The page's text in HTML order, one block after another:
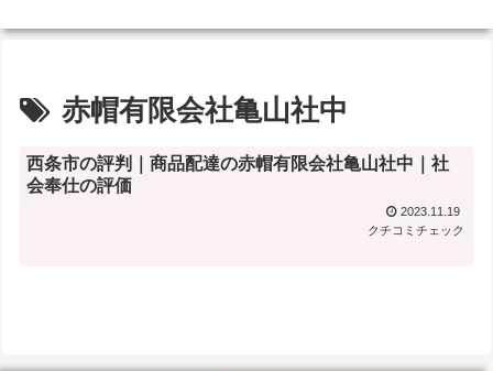
赤帽有限会社亀山社中
西条市の評判｜商品配達の赤帽有限会社亀山社中｜社
会奉仕の評価
2023.11.19
クチコミチェック